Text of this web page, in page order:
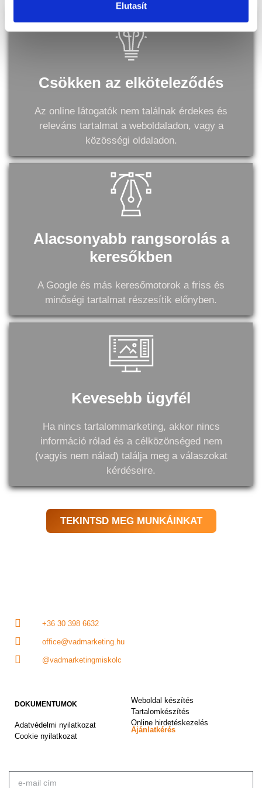
Elutasít
Csökken az elköteleződés
Az online látogatók nem találnak érdekes és
releváns tartalmat a weboldaladon, vagy a
közösségi oldaladon.
Alacsonyabb rangsorolás a
keresőkben
A Google és más keresőmotorok a friss és
minőségi tartalmat részesítik előnyben.
Kevesebb ügyfél
Ha nincs tartalommarketing, akkor nincs
információ rólad és a célközönséged nem
(vagyis nem nálad) találja meg a válaszokat
kérdéseire.
TEKINTSD MEG MUNKÁINKAT
+36 30 398 6632
office@vadmarketing.hu
@vadmarketingmiskolc
DOKUMENTUMOK
Adatvédelmi nyilatkozat
Cookie nyilatkozat
Weboldal készítés
Tartalomkészítés
Online hirdetéskezelés
Ajánlatkérés